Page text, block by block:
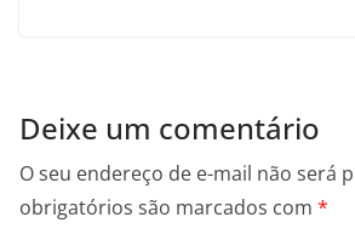
Deixe um comentário
O seu endereço de e-mail não será
obrigatórios são marcados com *